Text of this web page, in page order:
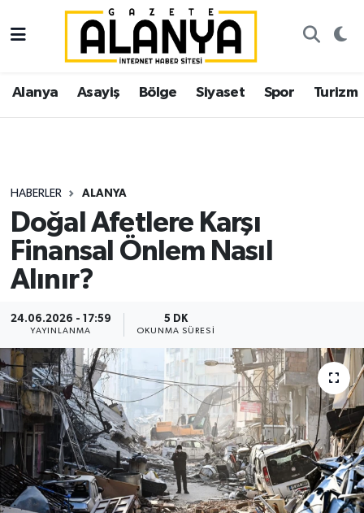
Alanya Asayiş Bölge Siyaset Spor Turizm
HABERLER ALANYA
Doğal Afetlere Karşı
Finansal Önlem Nasıl
Alınır?
24.06.2026 - 17:59
YAYINLANMA
5 DK
OKUNMA SÜRESI
Alanya
Asayiş
Siyaset
Spor
Turizm
Gazipaşa
İstanbul Nöbetçi Eczaneler
İstanbul Hava Durumu
Süper Lig Puan Durumu ve Fikstür
Tüm Manşetler
Son Dakika Haberleri